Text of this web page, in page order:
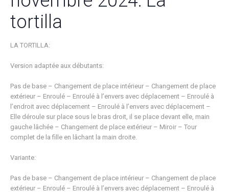
tortilla
LA TORTILLA:
Version adaptée aux débutants:
Pas de base – Changement de place intérieur – Changement de place
extérieur – Enroulé – Enroulé à l’envers avec déplacement – Enroulé à
l’endroit avec déplacement – Enroulé à l’envers avec déplacement –
Elle déroule sur place sous le bras droit, il se place devant elle, main
gauche lâchée – Changement de place extérieur – Miroir – Tour
complet de la fille en lâchant la main droite.
Variante:
Pas de base – Changement de place intérieur – Changement de place
extérieur – Enroulé – Enroulé à l’envers avec déplacement – Enroulé à